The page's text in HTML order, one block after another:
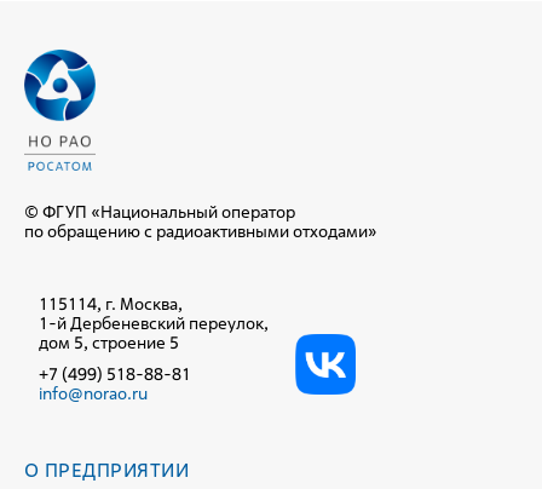
© ФГУП «Национальный оператор
по обращению с радиоактивными отходами»
115114, г. Москва,
1-й Дербеневский переулок,
дом 5, строение 5
+7 (499) 518-88-81
info@norao.ru
О ПРЕДПРИЯТИИ